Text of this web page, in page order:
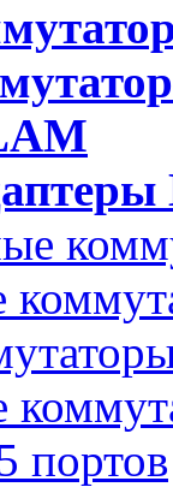
портов